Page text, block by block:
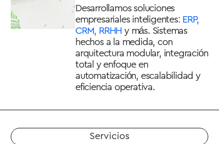
Desarrollamos soluciones
empresariales inteligentes: ERP,
CRM, RRHHy más. Sistemas
hechos a la medida, con
arquitectura modular, integración
total y enfoque en
automatización, escalabilidad y
eficiencia operativa.
Servicios